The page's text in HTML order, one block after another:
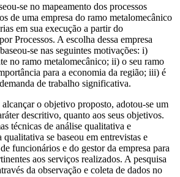
se no mapeamento dos processos
de uma empresa do ramo metalomecânico
em sua execução a partir do
Processos. A escolha dessa empresa
se nas seguintes motivações: i)
no ramo metalomecânico; ii) o seu ramo
para a economia da região; iii) é
de trabalho significativa.
o objetivo proposto, adotou-se um
descritivo, quanto aos seus objetivos.
técnicas de análise qualitativa e
se baseou em entrevistas e
funcionários e do gestor da empresa para
aos serviços realizados. A pesquisa
da observação e coleta de dados no